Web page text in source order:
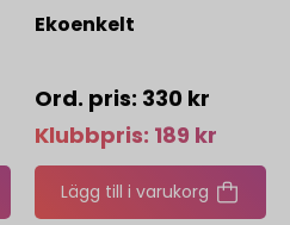
Ekoenkelt
330 kr
Klubbpris: 189 kr
Lägg till i varukorg